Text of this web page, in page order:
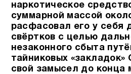
наркотическое
суммарной массой
расфасовал его у себя
свёртков с целью
незаконного сбыта
тайниковых «закладок»
свой замысел до конца